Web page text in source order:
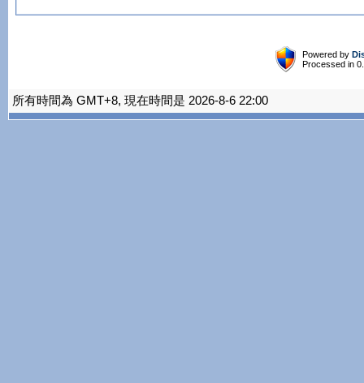
Powered by
Processed in
所有時間為 GMT+8, 現在時間是 2026-8-6 22:00